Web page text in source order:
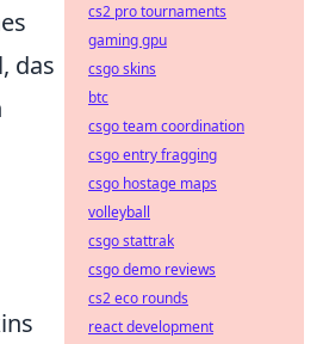
das
cs2 pro tournaments
gaming gpu
csgo skins
btc
csgo team coordination
csgo entry fragging
csgo hostage maps
volleyball
csgo stattrak
csgo demo reviews
cs2 eco rounds
react development